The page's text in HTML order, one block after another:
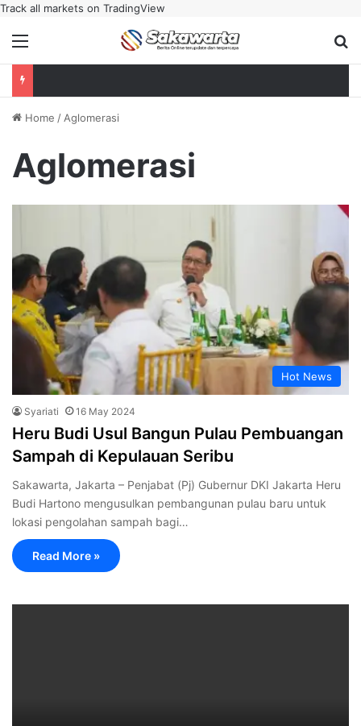
Track all markets on TradingView
Menu
Home /Aglomerasi
Aglomerasi
Hot News
Syariati 16 May 2024
Heru Budi Usul Bangun Pulau Pembuangan
Sampah di Kepulauan Seribu
Sakawarta, Jakarta – Penjabat (Pj) Gubernur DKI Jakarta Heru
Budi Hartono mengusulkan pembangunan pulau baru untuk
lokasi pengolahan sampah bagi…
Read More »